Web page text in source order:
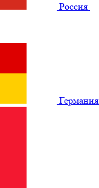
Россия
Германия